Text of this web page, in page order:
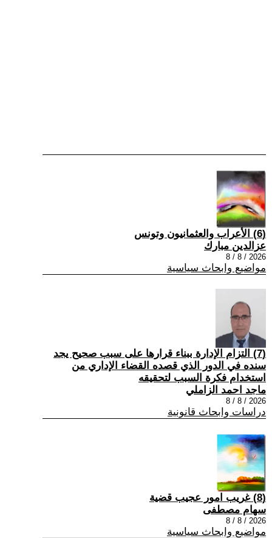
(6) الأعراب والعثمانيون وتونس
عزالدين مبارك
2026 / 8 / 8
مواضيع وابحاث سياسية
(7) التزام الإدارة ببناء قرارها على سبب صحیح یجد
سنده في الدور الذي قصده القضاء الإداري من
استخدام فكرة السبب لتحقیقه
ماجد احمد الزاملي
2026 / 8 / 8
دراسات وابحاث قانونية
(8) غريب امور عجيب قضية
سهام مصطفى
2026 / 8 / 8
مواضيع وابحاث سياسية